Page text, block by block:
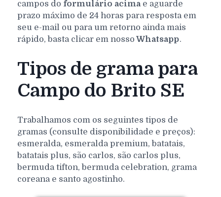
campos do formulário acima e aguarde
prazo máximo de 24 horas para resposta em
seu e-mail ou para um retorno ainda mais
rápido, basta clicar em nosso Whatsapp.
Tipos de grama para
Campo do Brito SE
Trabalhamos com os seguintes tipos de
gramas (consulte disponibilidade e preços):
esmeralda, esmeralda premium, batatais,
batatais plus, são carlos, são carlos plus,
bermuda tifton, bermuda celebration, grama
coreana e santo agostinho.